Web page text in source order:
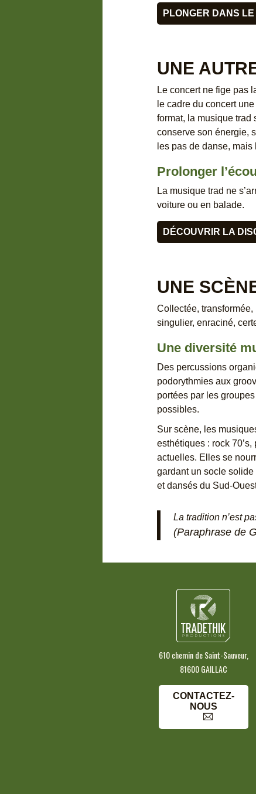
PLONGER DANS
UNE
Le concert ne fige pas
le cadre du concert
format, la musique trad
conserve son énergie,
les pas de danse,
Prolonger
La musique trad ne
voiture ou en balade.
DÉCOUVRIR LA
UNE
Collectée,
singulier, enraciné,
Une diversité
Des percussions
podorythmies aux
portées par les
possibles.
Sur scène, les
esthétiques : rock
actuelles. Elles se
gardant un socle
et dansés du Sud-
La tradition n’est
(Paraphrase de
610 chemin de Saint-Sauveur,
81600 GAILLAC
CONTACTEZ-
NOUS